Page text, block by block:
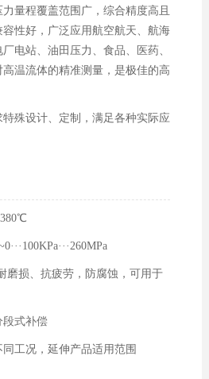
量程覆盖范围广，综合精度高且
性好，广泛应用航空航天、航海
电站、油田压力、食品、医药、
温流体的精准测量，是极佳的高
殊设计、定制，满足各种实际应
磨损、抗疲劳，防腐蚀，可用于
段式补偿
工况，延伸产品适用范围